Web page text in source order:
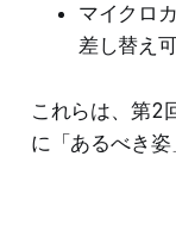
マイクロ
差し替え可
これらは、第2
に「あるべき姿